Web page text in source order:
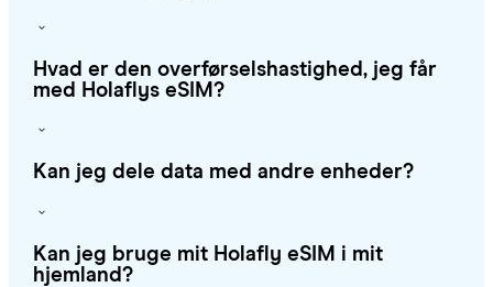
Hvad er den overførselshastighed, jeg får
med Holaflys eSIM?
Kan jeg dele data med andre enheder?
Kan jeg bruge mit Holafly eSIM i mit
hjemland?